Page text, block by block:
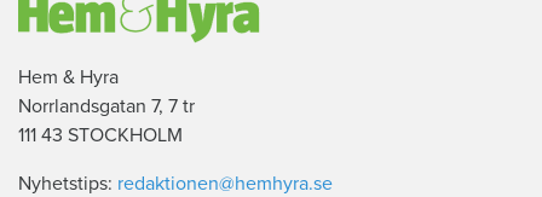
Hem & Hyra
Norrlandsgatan 7, 7 tr
111 43 STOCKHOLM
Nyhetstips: redaktionen@hemhyra.se